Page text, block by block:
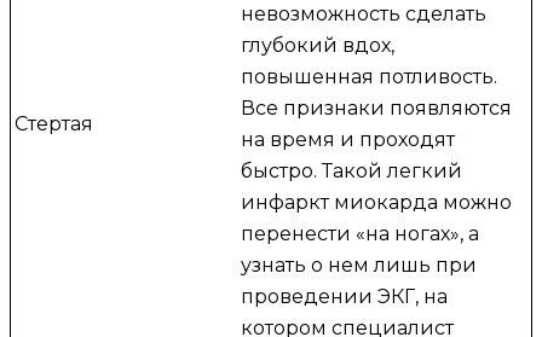
Стертая
невозможность сделать
глубокий вдох,
повышенная потливость.
Все признаки появляются
на время и проходят
быстро. Такой легкий
инфаркт миокарда можно
перенести «на ногах», а
узнать о нем лишь при
проведении ЭКГ, на
котором специалист